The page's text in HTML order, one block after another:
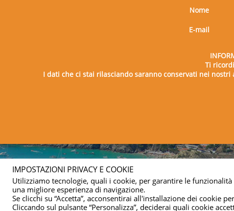
Nome
E-mail
Ti
I dati che ci stai rilasciando saranno conservati nei
IMPOSTAZIONI PRIVACY E COOKIE
Utilizziamo tecnologie, quali i cookie, per garantire le
una migliore esperienza di navigazione.
Se clicchi su “Accetta”, acconsentirai all'installazione dei cookie
Cliccando sul pulsante “Personalizza”, deciderai quali cookie